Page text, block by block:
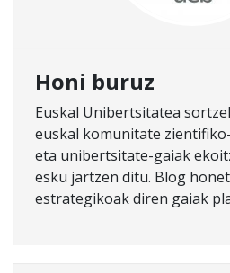
Honi buruz
Euskal Unibertsitatea
euskal komunitate
eta unibertsitate-gaiak
esku jartzen ditu. Blog
estrategikoak diren gaiak